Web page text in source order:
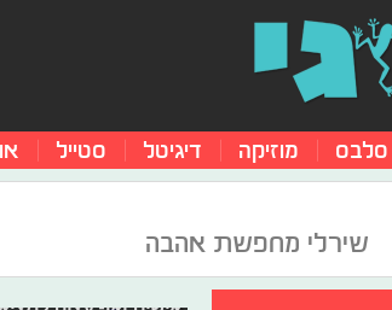
סלבס מוזיקה דיגיטל סטייל
שירלי מחפשת אהבהרווקים?